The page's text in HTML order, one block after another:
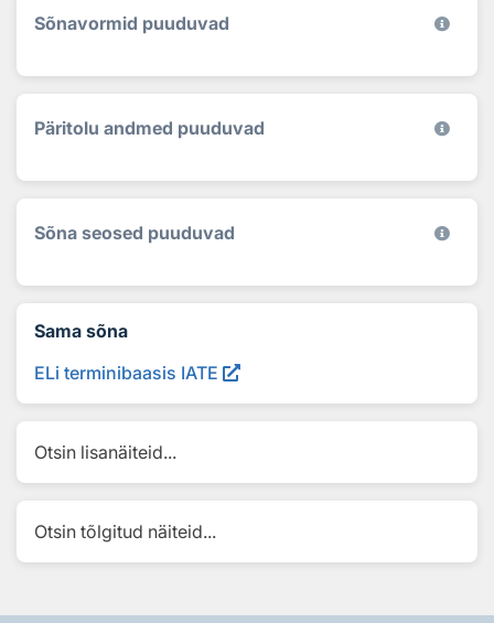
Sõnavormid puuduvad
Päritolu andmed puuduvad
Sõna seosed puuduvad
Sama sõna
ELi terminibaasis IATE
Otsin lisanäiteid...
Otsin tõlgitud näiteid...